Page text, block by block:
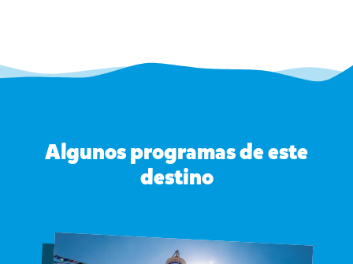
Algunos programas de este
destino